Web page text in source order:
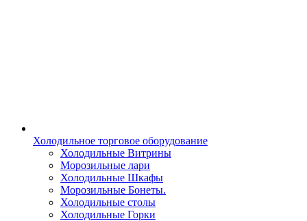
Холодильное торговое оборудование
Холодильные Витрины
Морозильные лари
Холодильные Шкафы
Морозильные Бонеты.
Холодильные столы
Холодильные Горки